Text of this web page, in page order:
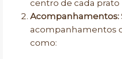
centro de cada prato
Acompanhamentos:
acompanhamentos
como: